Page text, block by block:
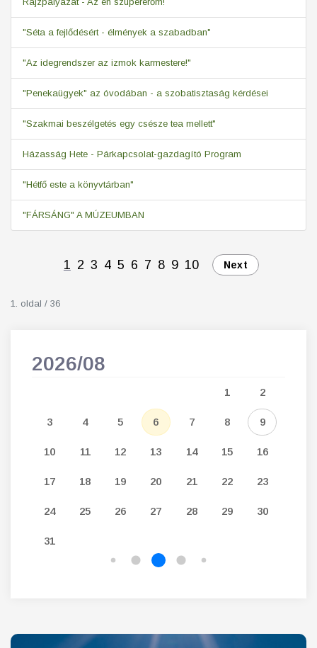
"Séta a fejlődésért - élmények a szabadban"
"Az idegrendszer az izmok karmestere!"
"Penekaügyek" az óvodában - a szobatisztaság kérdései
"Szakmai beszélgetés egy csésze tea mellett"
Házasság Hete - Párkapcsolat-gazdagító Program
"Hétfő este a könyvtárban"
"FÁRSÁNG" A MÚZEUMBAN
1 2 3 4 5 6 7 8 9 10 Next
1. oldal / 36
2026/08
1 2
3 4 5 6 7 8 9
10 11 12 13 14 15 16
17 18 19 20 21 22 23
24 25 26 27 28 29 30
31